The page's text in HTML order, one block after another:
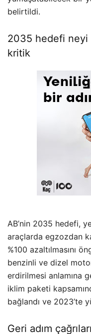
belirtildi.
2035 hedefi
kritik
AB’nin 2035 hedefi,
araçlarda egzozdan
%100 azaltılmasını
benzinli ve dizel
erdirilmesi anlamına
iklim paketi
bağlandı ve 2023’te
Geri adım